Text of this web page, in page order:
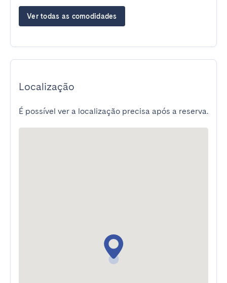
Ver todas as comodidades
Localização
É possível ver a localização precisa após a reserva.